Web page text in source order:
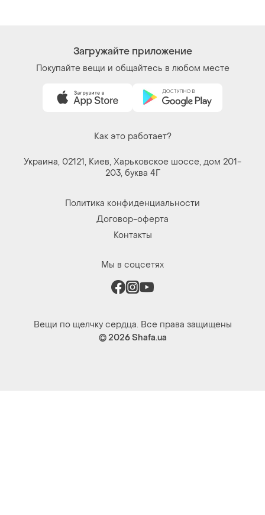
Загружайте приложение
Покупайте вещи и общайтесь в любом месте
Как это работает?
Украина, 02121, Киев, Харьковское шоссе, дом 201-
203, буква 4Г
Политика конфиденциальности
Договор-оферта
Контакты
Мы в соцсетях
Вещи по щелчку сердца. Все права защищены
© 2026Shafa.ua